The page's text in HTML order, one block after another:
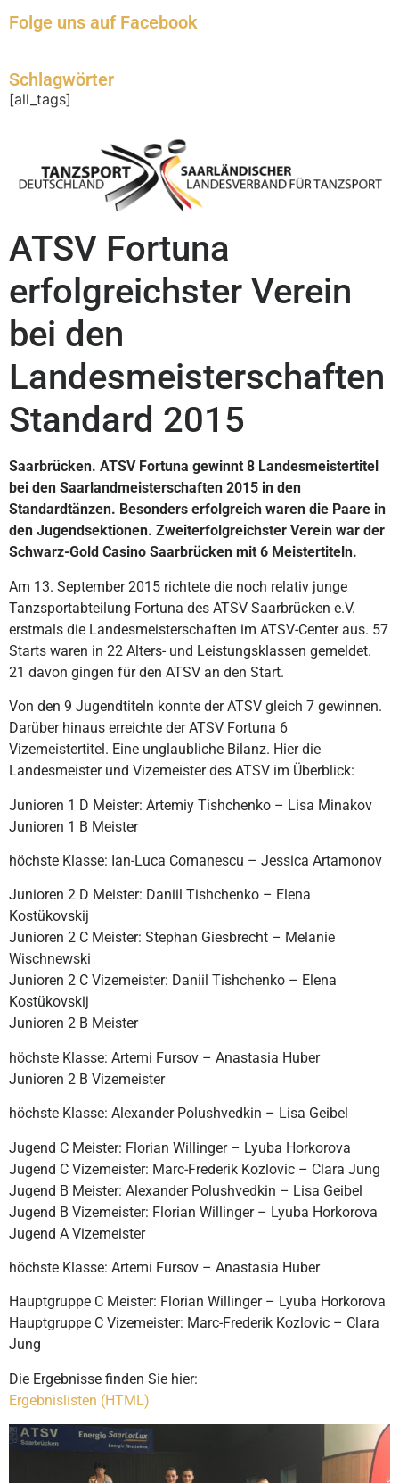
ATSV Fortuna
erfolgreichster Verein
bei den
Landesmeisterschaften
Standard 2015
Saarbrücken. ATSV Fortuna gewinnt 8 Landesmeistertitel
bei den Saarlandmeisterschaften 2015 in den
Standardtänzen. Besonders erfolgreich waren die Paare in
den Jugendsektionen. Zweiterfolgreichster Verein war der
Schwarz-Gold Casino Saarbrücken mit 6 Meistertiteln.
Am 13. September 2015 richtete die noch relativ junge
Tanzsportabteilung Fortuna des ATSV Saarbrücken e.V.
erstmals die Landesmeisterschaften im ATSV-Center aus. 57
Starts waren in 22 Alters- und Leistungsklassen gemeldet.
21 davon gingen für den ATSV an den Start.
Von den 9 Jugendtiteln konnte der ATSV gleich 7 gewinnen.
Darüber hinaus erreichte der ATSV Fortuna 6
Vizemeistertitel. Eine unglaubliche Bilanz. Hier die
Landesmeister und Vizemeister des ATSV im Überblick:
Junioren 1 D Meister: Artemiy Tishchenko – Lisa Minakov
Junioren 1 B Meister
höchste Klasse: Ian-Luca Comanescu – Jessica Artamonov
Junioren 2 D Meister: Daniil Tishchenko – Elena
Kostükovskij
Junioren 2 C Meister: Stephan Giesbrecht – Melanie
Wischnewski
Junioren 2 C Vizemeister: Daniil Tishchenko – Elena
Kostükovskij
Junioren 2 B Meister
höchste Klasse: Artemi Fursov – Anastasia Huber
Junioren 2 B Vizemeister
höchste Klasse: Alexander Polushvedkin – Lisa Geibel
Jugend C Meister: Florian Willinger – Lyuba Horkorova
Jugend C Vizemeister: Marc-Frederik Kozlovic – Clara Jung
Jugend B Meister: Alexander Polushvedkin – Lisa Geibel
Jugend B Vizemeister: Florian Willinger – Lyuba Horkorova
Jugend A Vizemeister
höchste Klasse: Artemi Fursov – Anastasia Huber
Hauptgruppe C Meister: Florian Willinger – Lyuba Horkorova
Hauptgruppe C Vizemeister: Marc-Frederik Kozlovic – Clara
Jung
Die Ergebnisse finden Sie hier:
Ergebnislisten (HTML)
Folge uns auf Facebook
Schlagwörter
[all_tags]